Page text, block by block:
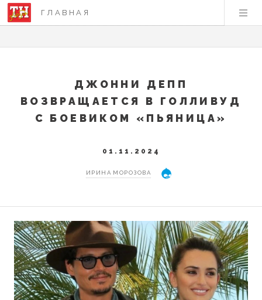
ГЛАВНАЯ
ДЖОННИ ДЕПП
ВОЗВРАЩАЕТСЯ В ГОЛЛИВУД
С БОЕВИКОМ «ПЬЯНИЦА»
01.11.2024
ИРИНА МОРОЗОВА